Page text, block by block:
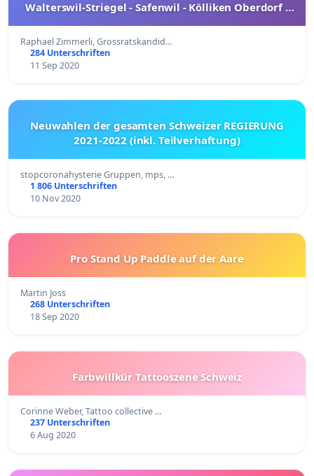
Walterswil-Striegel - Safenwil - Kölliken Oberdorf -
Lenzburg)
Raphael Zimmerli, Grossratskandid…
284 Unterschriften
11 Sep 2020
Neuwahlen der gesamten Schweizer REGIERUNG
2021-2022 (inkl. Teilverhaftung)
stopcoronahysterie Gruppen, mps, …
1 806 Unterschriften
10 Nov 2020
Pro Stand Up Paddle auf der Aare
Martin Joss
268 Unterschriften
18 Sep 2020
Farbwillkür Tattooszene Schweiz
Corinne Weber, Tattoo collective …
237 Unterschriften
6 Aug 2020